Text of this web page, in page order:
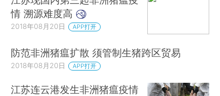
情 溯源难度高
2018年08月20日 APP打开
防范非洲猪瘟扩散 须管制生猪跨区贸易
2018年08月20日 APP打开
江苏连云港发生非洲猪瘟疫情